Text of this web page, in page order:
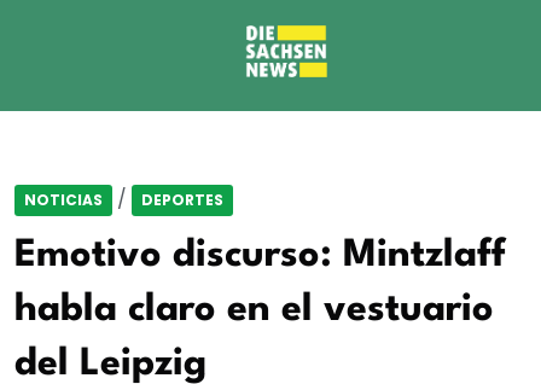
NOTICIAS / DEPORTES
Emotivo discurso: Mintzlaff
habla claro en el vestuario
del Leipzig